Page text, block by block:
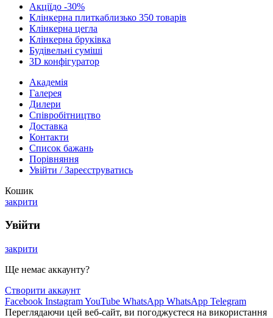
Акціїдо -30%
Клінкерна плиткаблизько 350 товарів
Клінкерна цегла
Клінкерна бруківка
Будівельні суміші
3D конфігуратор
Академія
Галерея
Дилери
Cпівробітництво
Доставка
Контакти
Список бажань
Порівняння
Увійти / Зареєструватись
Кошик
закрити
Увійти
закрити
Ще немає аккаунту?
Створити аккаунт
Facebook InstagramYouTube WhatsApp WhatsApp Telegram
Переглядаючи цей веб-сайт, ви погоджуєтеся на використання